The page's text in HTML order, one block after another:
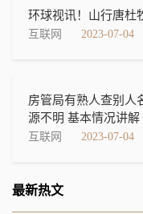
环球视讯！山行唐杜
互联网 2023-07-04
房管局有熟人查别人
源不明 基本情况讲解
互联网 2023-07-04
最新热文